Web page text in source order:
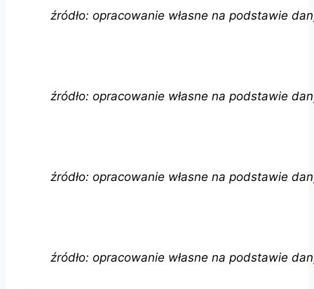
źródło: opracowanie własne na podstawie
źródło: opracowanie własne na podstawie
źródło: opracowanie własne na podstawie
źródło: opracowanie własne na podstawie